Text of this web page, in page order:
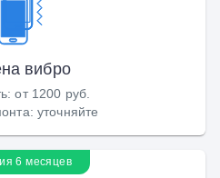
вибро
:от 1200 руб.
: уточняйте
6 месяцев